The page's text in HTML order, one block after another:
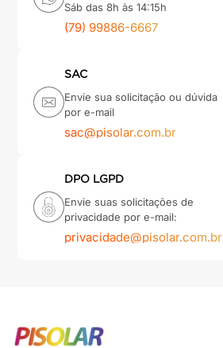
Sáb das 8h às 14:15h
(79) 99886-6667
SAC
Envie sua solicitação ou dúvida
por e-mail
sac@pisolar.com.br
DPO LGPD
Envie suas solicitações de
privacidade por e-mail:
privacidade@pisolar.com.br